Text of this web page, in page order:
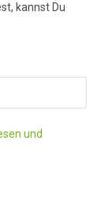
kannst Du
und